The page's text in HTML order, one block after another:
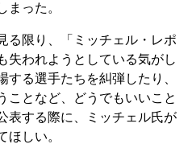
まった。
限り、「ミッチェル・レポ
失われようとしている気がし
る選手たちを糾弾したり、
ことなど、どうでもいいこと
表する際に、ミッチェル氏が
ほしい。